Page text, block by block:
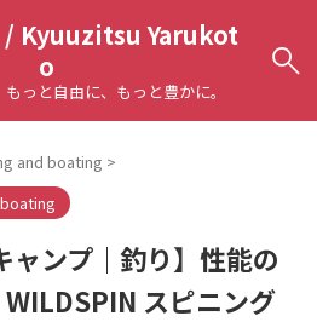
/ Kyuuzitsu Yarukot
o
っと自由に、もっと豊かに。
and boating >
ンプ｜釣り】性能の
スピニング